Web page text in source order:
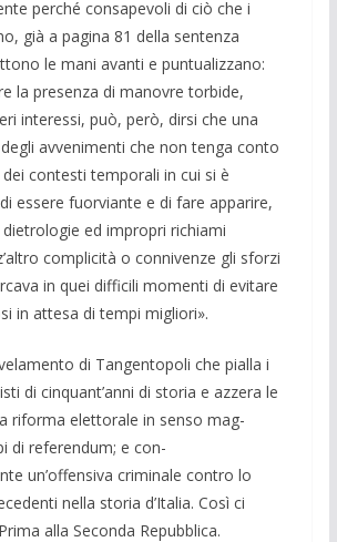
perché consapevoli di ciò che i
già a pagi­na 81 del­la sentenza
le mani avanti e puntualizzano:
la presenza di manovre tor­bide,
interessi, può, però, dir­si che una
avveni­menti che non tenga conto
contesti temporali in cui si è
essere fuorviante e di fare appa­rire,
ed im­propri richiami
complicità o connivenze gli sforzi
in quei diffi­cili momenti di evitare
in attesa di tempi migliori».
di Tangento­poli che pialla i
di cin­quant’anni di storia e azzera le
riforma elettorale in senso mag­
di referendum; e con­
un’offensiva crimi­nale contro lo
nella sto­ria d’Italia. Così ci
alla Seconda Repubblica.